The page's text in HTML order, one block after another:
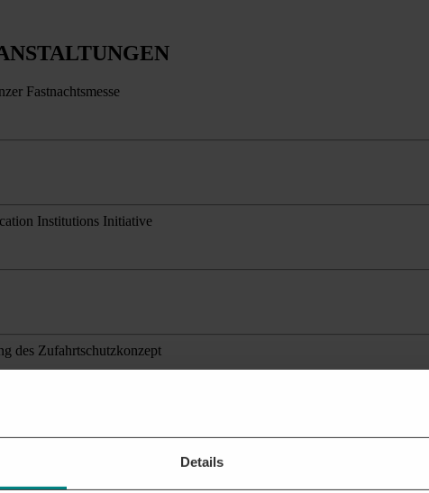
Details
Fastnachtsmesse
Institutions Initiative
des Zufahrtschutzkonzept
dabei, das Beste aus der DTAD Plattform für Sie herauszuholen.